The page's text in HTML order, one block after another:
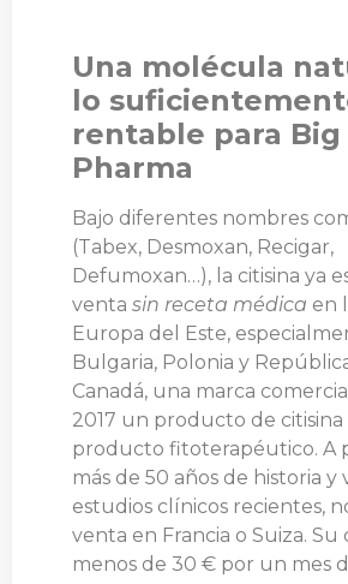
Una molécula
lo
rentable para Big
Pharma
Bajo diferentes nombres
(Tabex, Desmoxan, Recigar,
Defumoxan…), la citisina ya
venta sin receta médica en
Europa del Este,
Bulgaria, Polonia y
Canadá, una marca
2017 un producto de citisina
producto fitoterapéutico. A
más de 50 años de historia y
estudios clínicos recientes,
venta en Francia o Suiza. Su
menos de 30 € por un mes